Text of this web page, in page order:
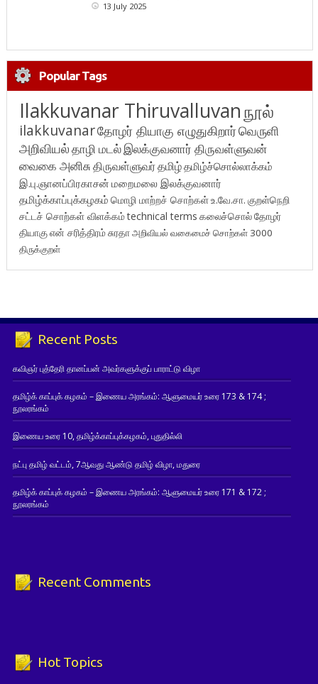
13 July 2025
Popular Tags
Ilakkuvanar Thiruvalluvanநூல்
ilakkuvanarதோழர் தியாகு எழுதுகிறார்வெருளி
அறிவியல்தாழி மடல்இலக்குவனார் திருவள்ளுவன்
வைகை அனிசுதிருவள்ளுவர்தமிழ்தமிழ்ச்சொல்லாக்கம்
இ.பு.ஞானப்பிரகாசன் மறைமலை இலக்குவனார்
தமிழ்க்காப்புக்கழகம் மொழி மாற்றச் சொற்கள்உ.வே.சா. குறள்நெறி
சட்டச் சொற்கள் விளக்கம்technical terms கலைச்சொல்தோழர்
தியாகுஎன் சரித்திரம்சுரதாஅறிவியல் வகைமைச் சொற்கள் 3000
திருக்குறள்
Recent Posts
கவிஞர் புத்தேரி தானப்பன் அவர்களுக்குப் பாராட்டு விழா
தமிழ்க் காப்புக் கழகம் – இணைய அரங்கம்: ஆளுமையர் உரை 173 & 174 ;
நூலரங்கம்
இணைய உரை 10, தமிழ்க்காப்புக்கழகம், புதுதில்லி
நட்பு தமிழ் வட்டம், 7ஆவது ஆண்டு தமிழ் விழா, மதுரை
தமிழ்க் காப்புக் கழகம் – இணைய அரங்கம்: ஆளுமையர் உரை 171 & 172 ;
நூலரங்கம்
Recent Comments
Hot Topics